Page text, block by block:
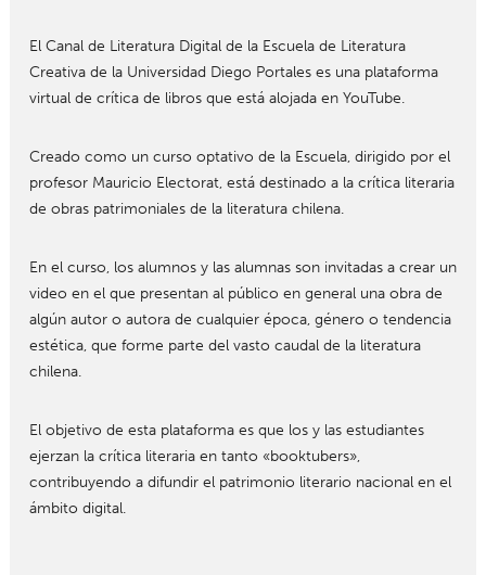
El Canal de Literatura Digital de la Escuela de Literatura
Creativa de la Universidad Diego Portales es una plataforma
virtual de crítica de libros que está alojada en YouTube.
Creado como un curso optativo de la Escuela, dirigido por el
profesor Mauricio Electorat, está destinado a la crítica literaria
de obras patrimoniales de la literatura chilena.
En el curso, los alumnos y las alumnas son invitadas a crear un
video en el que presentan al público en general una obra de
algún autor o autora de cualquier época, género o tendencia
estética, que forme parte del vasto caudal de la literatura
chilena.
El objetivo de esta plataforma es que los y las estudiantes
ejerzan la crítica literaria en tanto «booktubers»,
contribuyendo a difundir el patrimonio literario nacional en el
ámbito digital.